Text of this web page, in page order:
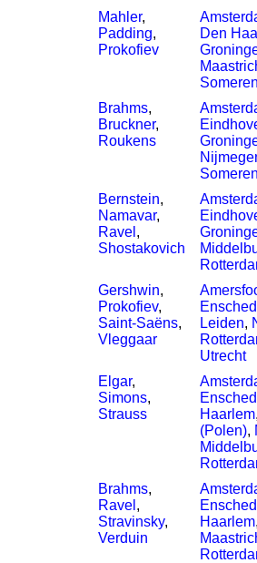
Mahler,
Padding,
Prokofiev
Den
Brahms,
Bruckner,
Roukens
Bernstein,
Namavar,
Ravel ,
Shostakovich
Gershwin,
Prokofiev,
Saint-Saëns,
Vleggaar
Leiden,
Utrecht
Elgar,
Simons,
Strauss
Haarlem
(Polen),
Brahms,
Ravel ,
Stravinsky,
Verduin
Haarlem